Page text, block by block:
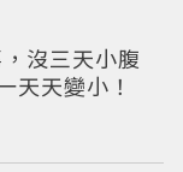
沒三天小腹
天天變小！